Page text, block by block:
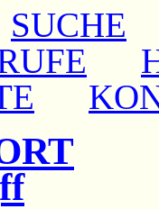
SUCHE